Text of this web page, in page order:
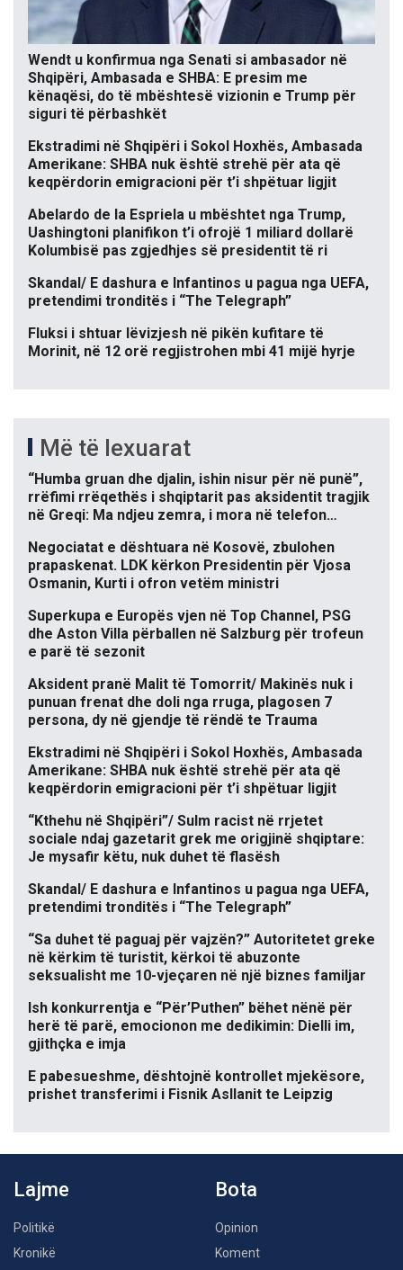
Wendt u konfirmua nga Senati si ambasador në
Shqipëri, Ambasada e SHBA: E presim me
kënaqësi, do të mbështesë vizionin e Trump për
siguri të përbashkët
Ekstradimi në Shqipëri i Sokol Hoxhës, Ambasada
Amerikane: SHBA nuk është strehë për ata që
keqpërdorin emigracioni për t’i shpëtuar ligjit
Abelardo de la Espriela u mbështet nga Trump,
Uashingtoni planifikon t’i ofrojë 1 miliard dollarë
Kolumbisë pas zgjedhjes së presidentit të ri
Skandal/ E dashura e Infantinos u pagua nga UEFA,
pretendimi tronditës i “The Telegraph”
Fluksi i shtuar lëvizjesh në pikën kufitare të
Morinit, në 12 orë regjistrohen mbi 41 mijë hyrje
Më të lexuarat
“Humba gruan dhe djalin, ishin nisur për në punë”,
rrëfimi rrëqethës i shqiptarit pas aksidentit tragjik
në Greqi: Ma ndjeu zemra, i mora në telefon…
Negociatat e dështuara në Kosovë, zbulohen
prapaskenat. LDK kërkon Presidentin për Vjosa
Osmanin, Kurti i ofron vetëm ministri
Superkupa e Europës vjen në Top Channel, PSG
dhe Aston Villa përballen në Salzburg për trofeun
e parë të sezonit
Aksident pranë Malit të Tomorrit/ Makinës nuk i
punuan frenat dhe doli nga rruga, plagosen 7
persona, dy në gjendje të rëndë te Trauma
Ekstradimi në Shqipëri i Sokol Hoxhës, Ambasada
Amerikane: SHBA nuk është strehë për ata që
keqpërdorin emigracioni për t’i shpëtuar ligjit
“Kthehu në Shqipëri”/ Sulm racist në rrjetet
sociale ndaj gazetarit grek me origjinë shqiptare:
Je mysafir këtu, nuk duhet të flasësh
Skandal/ E dashura e Infantinos u pagua nga UEFA,
pretendimi tronditës i “The Telegraph”
“Sa duhet të paguaj për vajzën?” Autoritetet greke
në kërkim të turistit, kërkoi të abuzonte
seksualisht me 10-vjeçaren në një biznes familjar
Ish konkurrentja e “Për’Puthen” bëhet nënë për
herë të parë, emocionon me dedikimin: Dielli im,
gjithçka e imja
E pabesueshme, dështojnë kontrollet mjekësore,
prishet transferimi i Fisnik Asllanit te Leipzig
Lajme
Politikë
Kronikë
Bota
Opinion
Koment